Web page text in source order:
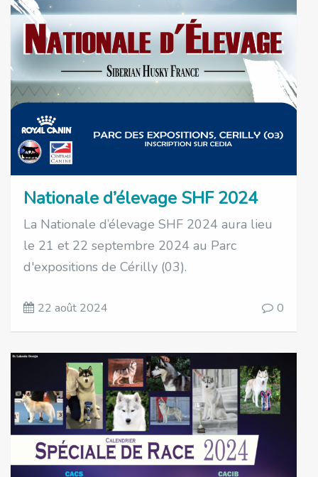
Nationale d’élevage SHF 2024
La Nationale d’élevage SHF 2024 aura lieu
le 21 et 22 septembre 2024 au Parc
d'expositions de Cérilly (03).
22 août 2024 0